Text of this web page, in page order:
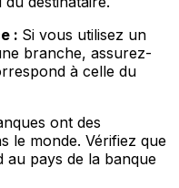
: Si vous utilisez un
branche, assurez-
à celle du
ont des
le monde. Vérifiez que
au pays de la banque